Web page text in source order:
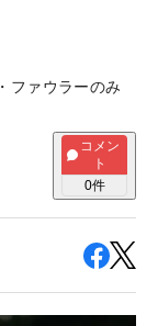
ファウラーのみ
コメン
ト
0件